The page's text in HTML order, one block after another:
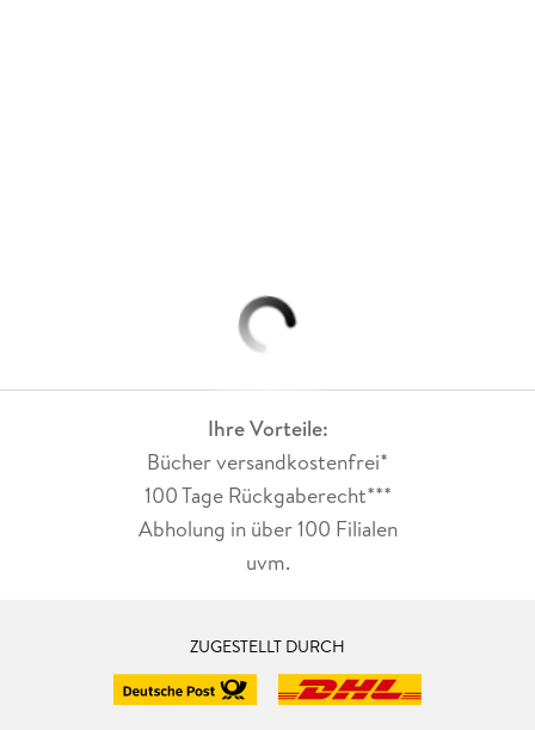
Ihre Vorteile:
Bücher versandkostenfrei*
100 Tage Rückgaberecht***
Abholung in über 100 Filialen
uvm.
ZUGESTELLT DURCH